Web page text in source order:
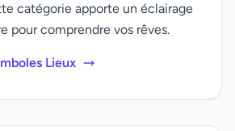
catégorie apporte un éclairage
pour comprendre vos rêves.
Lieux